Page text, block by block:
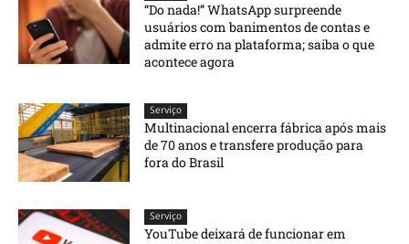
“Do nada!” WhatsApp surpreende
usuários com banimentos de contas e
admite erro na plataforma; saiba o que
acontece agora
Serviço
Multinacional encerra fábrica após mais
de 70 anos e transfere produção para
fora do Brasil
Serviço
YouTube deixará de funcionar em